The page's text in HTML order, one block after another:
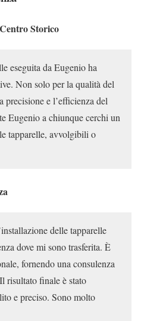
Storico
eseguita da Eugenio ha
Non solo per la qualità del
precisione e l’efficienza del
Eugenio a chiunque cerchi un
tapparelle, avvolgibili o
delle tapparelle
dove mi sono trasferita. È
fornendo una consulenza
risultato finale è stato
e preciso. Sono molto